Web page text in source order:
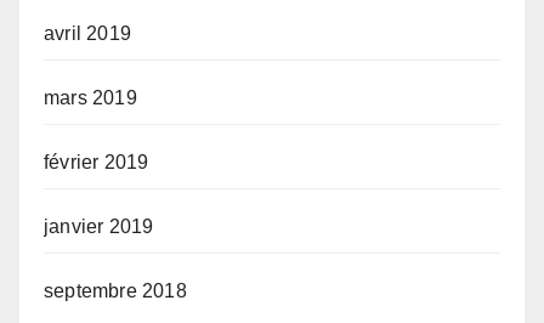
avril 2019
mars 2019
février 2019
janvier 2019
septembre 2018